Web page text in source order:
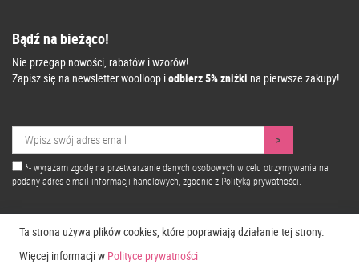
Bądź na bieżąco!
Nie przegap nowości, rabatów i wzorów!
Zapisz się na newsletter woolloop iodbierz 5% zniżki na pierwsze zakupy!
*- wyrażam zgodę na przetwarzanie danych osobowych w celu otrzymywania na
podany adres e-mail informacji handlowych, zgodnie z Polityką prywatności.
Ta strona używa plików cookies, które poprawiają działanie tej strony.
Więcej informacji w Polityce prywatności